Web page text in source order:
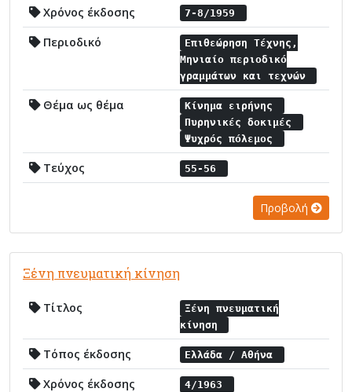
Χρόνος έκδοσης 7-8/1959
Περιοδικό
Επιθεώρηση Τέχνης,
Μηνιαίο περιοδικό
γραμμάτων και τεχνών
Θέμα ως θέμα
Κίνημα ειρήνης
Πυρηνικές δοκιμές
Ψυχρός πόλεμος
Τεύχος 55-56
Προβολή
Ξένη πνευματική κίνηση
Τίτλος
Ξένη πνευματική
κίνηση
Τόπος έκδοσης Ελλάδα / Αθήνα
Χρόνος έκδοσης 4/1963